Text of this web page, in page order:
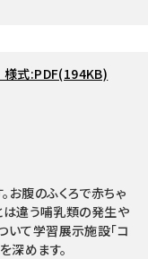
様式:PDF(194KB)
お腹のふくろで赤ちゃ
は違う哺乳類の発生や
いて学習展示施設「コ
深めます。